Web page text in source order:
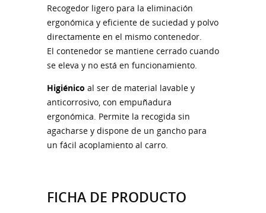
Recogedor ligero para la eliminación
ergonómica y eficiente de suciedad y polvo
directamente en el mismo contenedor.
El contenedor se mantiene cerrado cuando
se eleva y no está en funcionamiento.
Higiénico al ser de material lavable y
anticorrosivo, con empuñadura
ergonómica. Permite la recogida sin
agacharse y dispone de un gancho para
un fácil acoplamiento al carro.
FICHA DE PRODUCTO